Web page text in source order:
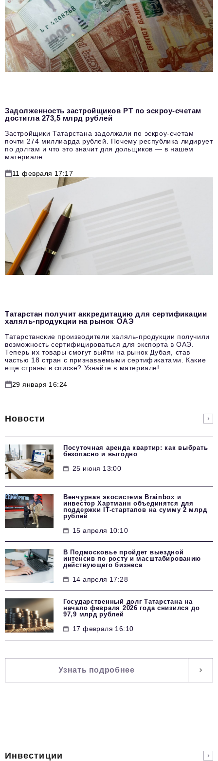
Задолженность застройщиков РТ по эскроу-счетам
достигла 273,5 млрд рублей
Застройщики Татарстана задолжали по эскроу-счетам
почти 274 миллиарда рублей. Почему республика лидирует
по долгам и что это значит для дольщиков — в нашем
материале.
11 февраля 17:17
Татарстан получит аккредитацию для сертификации
халяль-продукции на рынок ОАЭ
Татарстанские производители халяль-продукции получили
возможность сертифицироваться для экспорта в ОАЭ.
Теперь их товары смогут выйти на рынок Дубая, став
частью 18 стран с признаваемыми сертификатами. Какие
еще страны в списке? Узнайте в материале!
29 января 16:24
Новости
Посуточная аренда квартир: как выбрать
безопасно и выгодно
25 июня 13:00
Венчурная экосистема Brainbox и
инвестор Хартманн объединятся для
поддержки IT-стартапов на сумму 2 млрд
рублей
15 апреля 10:10
В Подмосковье пройдет выездной
интенсив по росту и масштабированию
действующего бизнеса
14 апреля 17:28
Государственный долг Татарстана на
начало февраля 2026 года снизился до
97,9 млрд рублей
17 февраля 16:10
Узнать подробнее
Инвестиции